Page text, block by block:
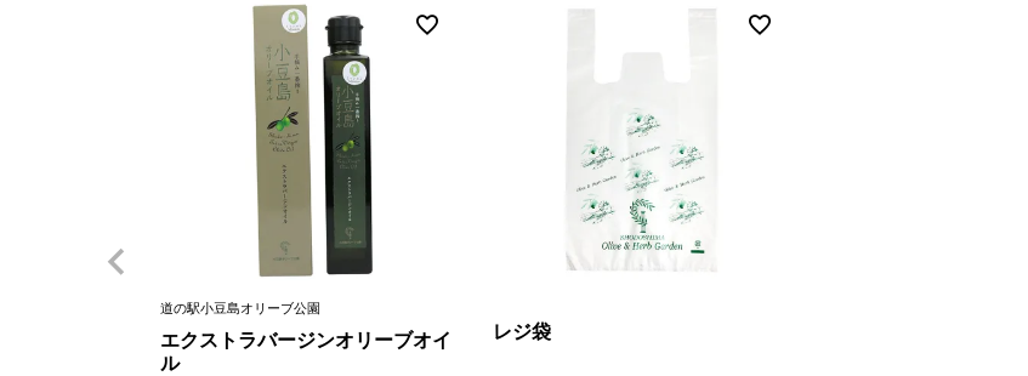
道の駅小豆島オリーブ公園
エクストラバージンオリーブオイ
ル
レジ袋